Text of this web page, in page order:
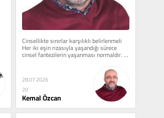
Cinsellikte sınırlar karşılıklı belirlenmeli
Her iki eşin rızasıyla yaşandığı sürece
cinsel fantezilerin yaşanması normaldir.
28.07.2026
20
Kemal Özcan